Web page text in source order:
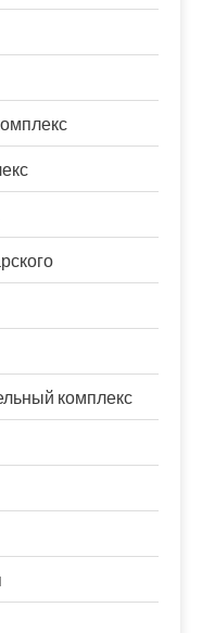
комплекс